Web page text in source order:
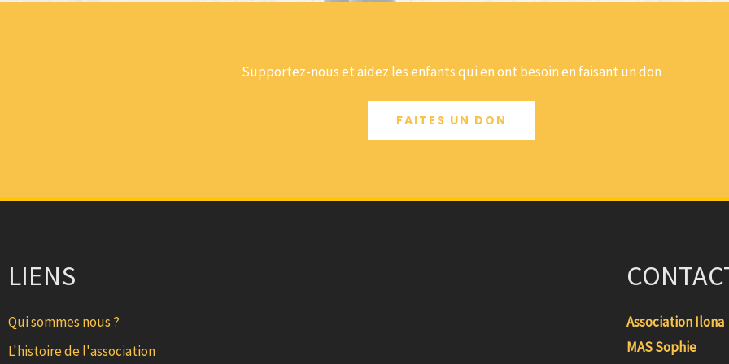
Supportez-nous et aidez les enfants qui en ont besoin en faisant un don
FAITES UN DON
LIENS
Qui sommes nous ?
L'histoire de l'association
Association Ilona
MAS Sophie